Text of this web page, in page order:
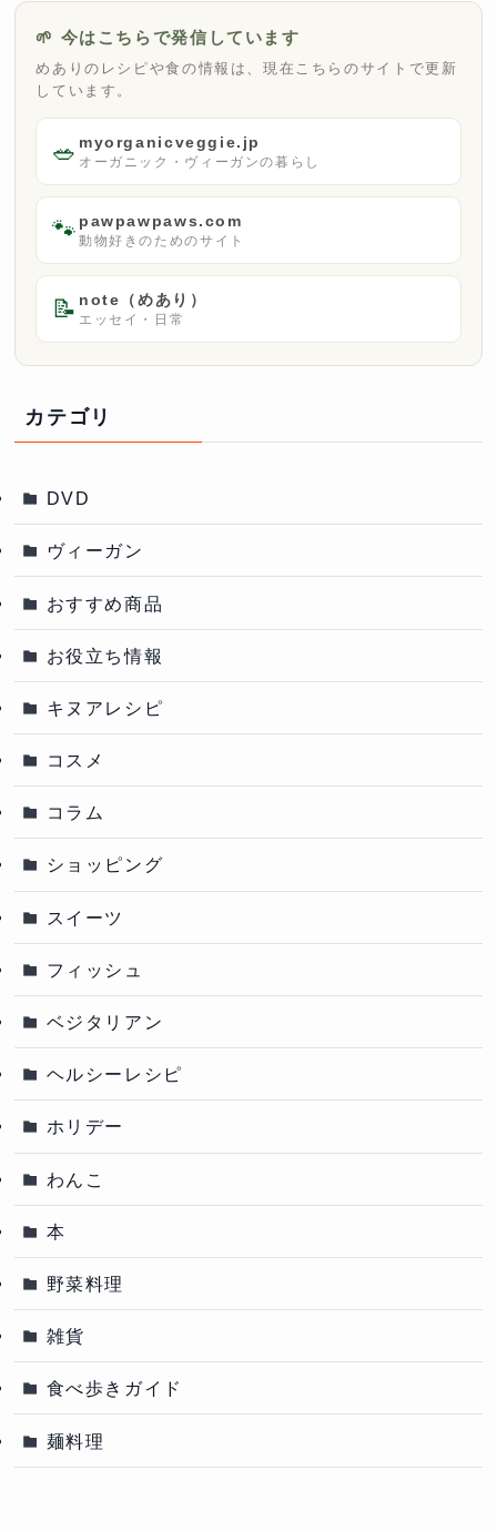
🌱 今はこちらで発信しています
めありのレシピや食の情報は、現在こちらのサイトで更新
しています。
🥗 myorganicveggie.jp
オーガニック・ヴィーガンの暮らし
🐾pawpawpaws.com
動物好きのためのサイト
📝 note（めあり）
エッセイ・日常
カテゴリ
DVD
ヴィーガン
おすすめ商品
お役立ち情報
キヌアレシピ
コスメ
コラム
ショッピング
スイーツ
フィッシュ
ベジタリアン
ヘルシーレシピ
ホリデー
わんこ
本
野菜料理
雑貨
食べ歩きガイド
麺料理